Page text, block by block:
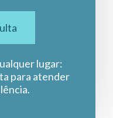
lugar:
para atender